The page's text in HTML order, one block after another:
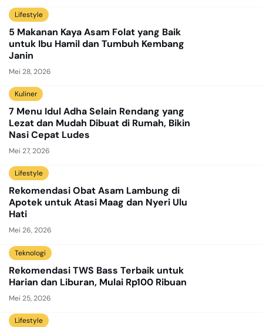
Lifestyle
5 Makanan Kaya Asam Folat yang Baik
untuk Ibu Hamil dan Tumbuh Kembang
Janin
Mei 28, 2026
Kuliner
7 Menu Idul Adha Selain Rendang yang
Lezat dan Mudah Dibuat di Rumah, Bikin
Nasi Cepat Ludes
Mei 27, 2026
Lifestyle
Rekomendasi Obat Asam Lambung di
Apotek untuk Atasi Maag dan Nyeri Ulu
Hati
Mei 26, 2026
Teknologi
Rekomendasi TWS Bass Terbaik untuk
Harian dan Liburan, Mulai Rp100 Ribuan
Mei 25, 2026
Lifestyle